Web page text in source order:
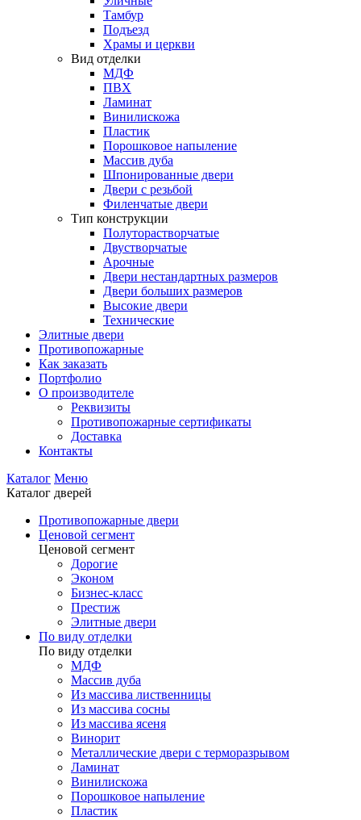
Тамбур
Подъезд
Храмы и церкви
Вид отделки
МДФ
ПВХ
Ламинат
Винилискожа
Пластик
Порошковое напыление
Массив дуба
Шпонированные двери
Двери с резьбой
Филенчатые двери
Тип конструкции
Полуторастворчатые
Двустворчатые
Арочные
Двери нестандартных размеров
Двери больших размеров
Высокие двери
Технические
Элитные двери
Противопожарные
Как заказать
Портфолио
О производителе
Реквизиты
Противопожарные сертификаты
Доставка
Контакты
Каталог Меню
Каталог дверей
Противопожарные двери
Ценовой сегмент
Ценовой сегмент
Дорогие
Эконом
Бизнес-класс
Престиж
Элитные двери
По виду отделки
По виду отделки
МДФ
Массив дуба
Из массива лиственницы
Из массива сосны
Из массива ясеня
Винорит
Металлические двери с терморазрывом
Ламинат
Винилискожа
Порошковое напыление
Пластик